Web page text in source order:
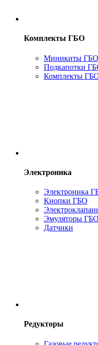
Комплекты ГБО
Миникиты
Подкапотки
Комплекты
Электроника
Электроника
Кнопки ГБО
Эмуляторы ГБО
Датчики
Редукторы